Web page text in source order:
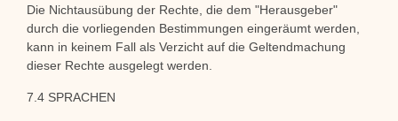
Die Nichtausübung der Rechte, die dem "Herausgeber"
durch die vorliegenden Bestimmungen eingeräumt werden,
kann in keinem Fall als Verzicht auf die Geltendmachung
dieser Rechte ausgelegt werden.
7.4 SPRACHEN